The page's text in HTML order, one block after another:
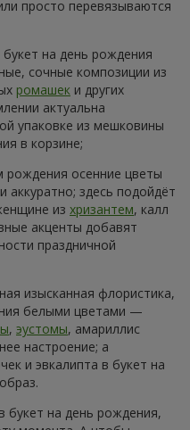
59 925 грн
Заказать